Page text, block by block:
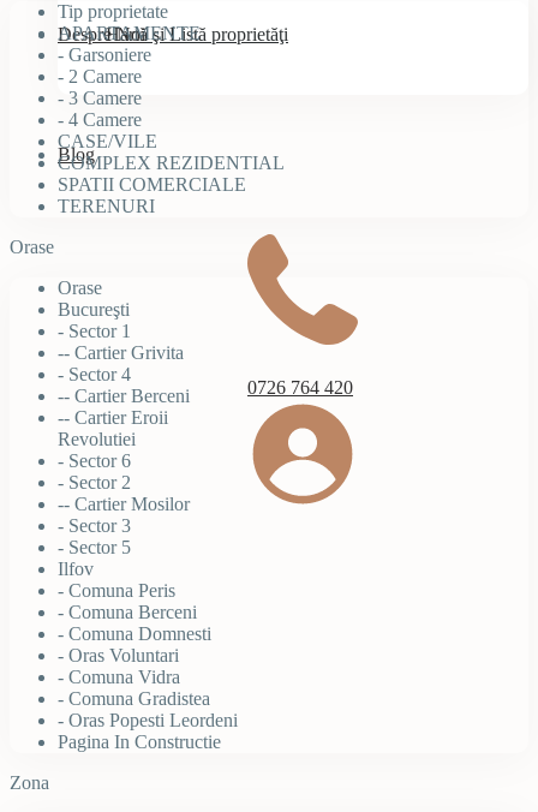
Hartă şi Listă proprietăţi
Despre Noi
Blog
0726 764 420
Tip proprietate
APARTAMENTE
- Garsoniere
- 2 Camere
- 3 Camere
- 4 Camere
CASE/VILE
COMPLEX REZIDENTIAL
SPATII COMERCIALE
TERENURI
Orase
Orase
Bucureşti
- Sector 1
-- Cartier Grivita
- Sector 4
-- Cartier Berceni
-- Cartier Eroii
Revolutiei
- Sector 6
- Sector 2
-- Cartier Mosilor
- Sector 3
- Sector 5
Ilfov
- Comuna Peris
- Comuna Berceni
- Comuna Domnesti
- Oras Voluntari
- Comuna Vidra
- Comuna Gradistea
- Oras Popesti Leordeni
Pagina In Constructie
Zona